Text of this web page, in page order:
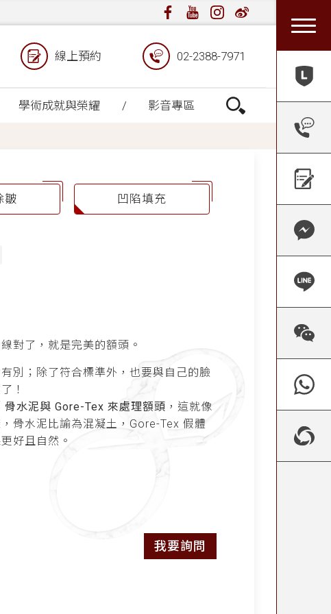
線上預約 02-2388-7971
學術成就與榮耀 影音專區
皺 凹陷填充
對了，就是完美的額頭。
別；除了符合標準外，也要與自己的臉
！
骨水泥與 Gore-Tex 來處理額頭 ，這就像
骨水泥比諭為混凝土，Gore-Tex 假體
好且自然。
我要詢問